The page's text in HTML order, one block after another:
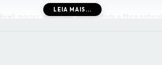
maciez, qualidade, durabilidade e fibra natural.
LEIA MAIS...